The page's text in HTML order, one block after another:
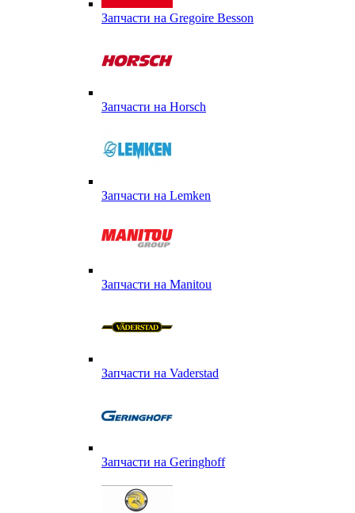
Запчасти на Gregoire Besson
Запчасти на Horsch
Запчасти на Lemken
Запчасти на Manitou
Запчасти на Vaderstad
Запчасти на Geringhoff